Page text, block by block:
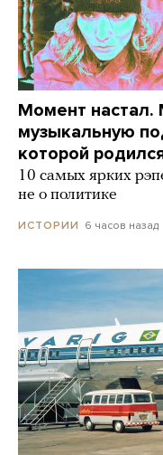
Момент
музыкальную
которой
10 самых ярких
не о политике
ИСТОРИИ 6 часов назад